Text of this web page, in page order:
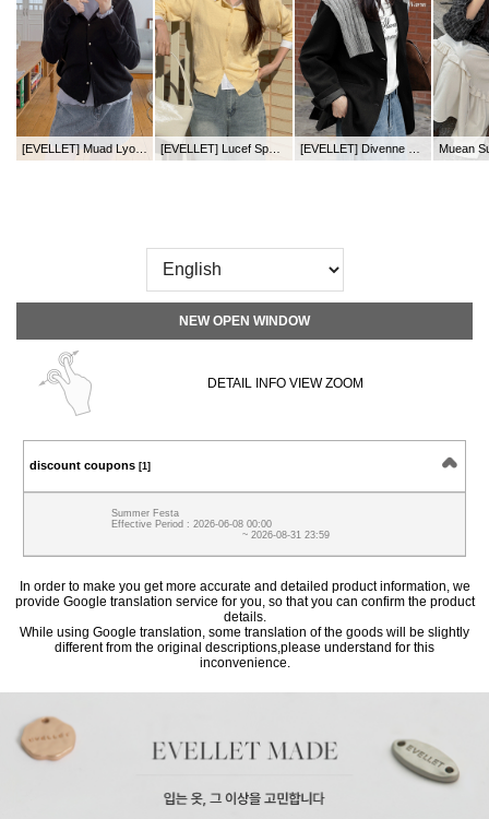
NEW OPEN WINDOW
DETAIL INFO VIEW ZOOM
discount coupons [1]
Summer Festa
Effective Period : 2026-06-08 00:00
~ 2026-08-31 23:59
In order to make you get more accurate and detailed product information, we
provide Google translation service for you, so that you can confirm the product
details.
While using Google translation, some translation of the goods will be slightly
different from the original descriptions,please understand for this
inconvenience.